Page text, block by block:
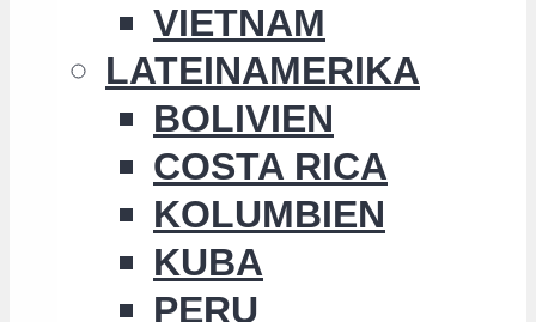
VIETNAM
LATEINAMERIKA
BOLIVIEN
COSTA RICA
KOLUMBIEN
KUBA
PERU